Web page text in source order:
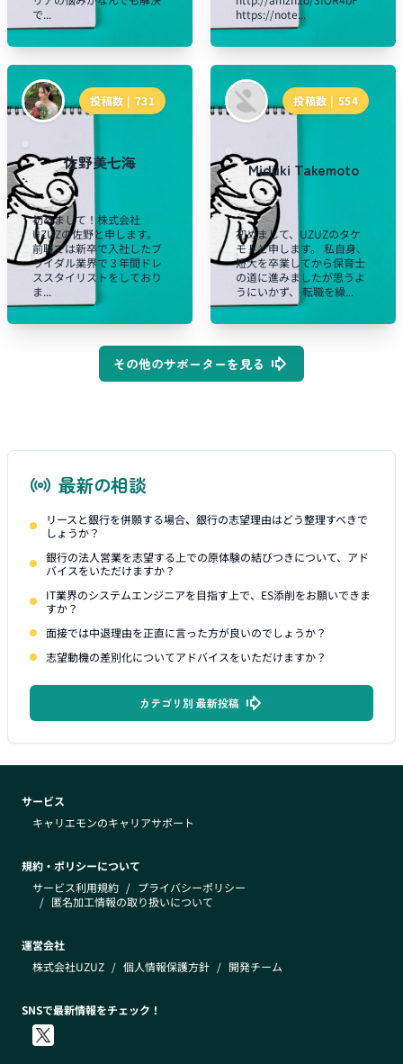
で...
https://note...
投稿数 | 731
佐野美七海
初めまして！株式会社
UZUZの佐野と申します。
前職では新卒で入社したブ
ライダル業界で３年間ドレ
ススタイリストをしており
ま...
投稿数 | 554
Miduki Takemoto
初めまして、UZUZのタケ
モトと申します。 私自身、
短大を卒業してから保育士
の道に進みましたが思うよ
うにいかず、 転職を繰...
その他のサポーターを見る
最新の相談
リースと銀行を併願する場合、銀行の志望理由はどう整理すべきで
しょうか？
銀行の法人営業を志望する上での原体験の結びつきについて、アド
バイスをいただけますか？
IT業界のシステムエンジニアを目指す上で、ES添削をお願いできま
すか？
面接では中退理由を正直に言った方が良いのでしょうか？
志望動機の差別化についてアドバイスをいただけますか？
カテゴリ別 最新投稿
サービス
キャリエモンのキャリアサポート
規約・ポリシーについて
サービス利用規約 / プライバシーポリシー
/ 匿名加工情報の取り扱いについて
運営会社
株式会社UZUZ / 個人情報保護方針 / 開発チーム
SNSで最新情報をチェック！